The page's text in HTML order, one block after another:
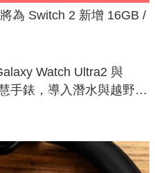
為 Switch 2 新增 16GB /
Watch Ultra2 與
手錶，導入潛水與越野跑